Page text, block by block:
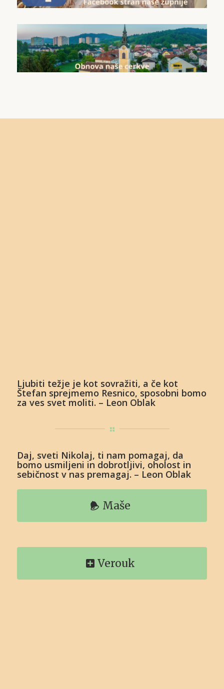
Ljubiti težje je kot sovražiti, a če kot
Štefan sprejmemo Resnico, sposobni bomo
za ves svet moliti. – Leon Oblak
Daj, sveti Nikolaj, ti nam pomagaj, da
bomo usmiljeni in dobrotljivi, oholost in
sebičnost v nas premagaj. – Leon Oblak
Maše
Verouk